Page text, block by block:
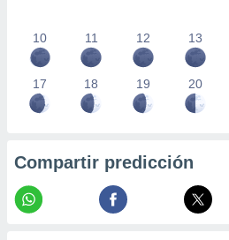
10 11 12 13
17 18 19 20
Compartir predicción